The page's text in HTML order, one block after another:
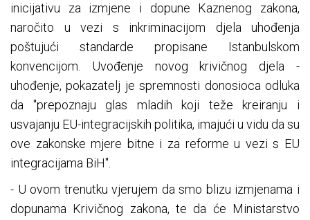
inicijativu za izmjene i dopune Kaznenog zakona,
naročito u vezi s inkriminacijom djela uhođenja
poštujući standarde propisane Istanbulskom
konvencijom. Uvođenje novog krivičnog djela -
uhođenje, pokazatelj je spremnosti donosioca odluka
da "prepoznaju glas mladih koji teže kreiranju i
usvajanju EU-integracijskih politika, imajući u vidu da su
ove zakonske mjere bitne i za reforme u vezi s EU
integracijama BiH".
- U ovom trenutku vjerujem da smo blizu izmjenama i
dopunama Krivičnog zakona, te da će Ministarstvo